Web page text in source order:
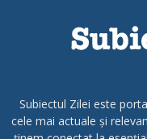
Subiectul Zilei este
cele mai actuale și